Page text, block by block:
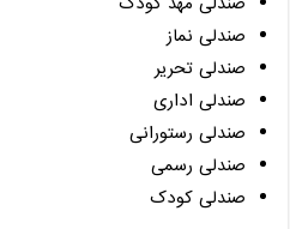
صندلی نماز
صندلی تحریر
صندلی اداری
صندلی رستورانی
صندلی رسمی
صندلی کودک